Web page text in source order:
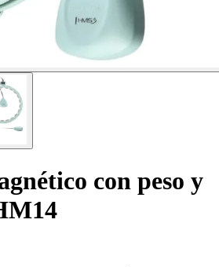
con peso y